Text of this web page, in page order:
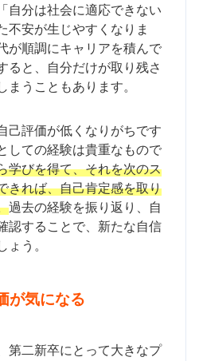
自分は社会に適応できない
不安が生じやすくなりま
が順調にキャリアを積んで
ると、自分だけが取り残さ
うこともあります。
己評価が低くなりがちです
しての経験は貴重なもので
学びを得て、それを次のス
きれば、自己肯定感を取り
過去の経験を振り返り、自
認することで、新たな自信
ょう。
が気になる
第二新卒にとって大きなプ